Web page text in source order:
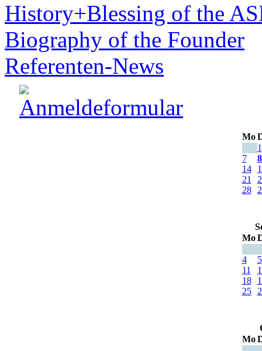
History+Blessing of the
Biography of the Founder
Referenten-News
Mo
1
7
8
14
21
28
Mo
4
5
11
18
25
Mo